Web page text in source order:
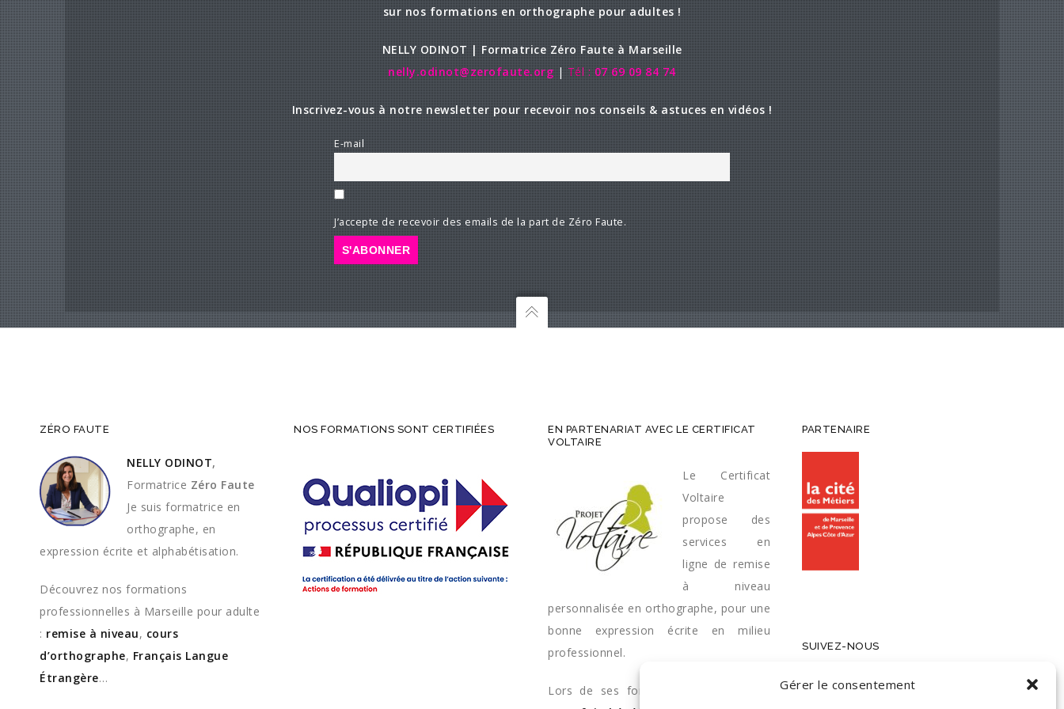
Gérer le consentement
sur nos formations en orthographe pour adultes !
NELLY ODINOT | Formatrice Zéro Faute à Marseille
nelly.odinot@zerofaute.org|Tél : 07 69 09 84 74
Inscrivez-vous à notre newsletter pour recevoir nos conseils & astuces en vidéos !
E-mail
J’accepte de recevoir des emails de la part de Zéro Faute.
ZÉRO FAUTE
NELLY ODINOT,
Formatrice Zéro Faute
Je suis formatrice en
orthographe, en
expression écrite et alphabétisation.
Découvrez nos formations
professionnelles à Marseille pour adulte
: remise à niveau, cours
d’orthographe, Français Langue
Étrangère…
NOS FORMATIONS SONT CERTIFIÉES
EN PARTENARIAT AVEC LE CERTIFICAT
VOLTAIRE
Le Certificat
Voltaire
propose des
services en
ligne de remise
à niveau
personnalisée en orthographe, pour une
bonne expression écrite en milieu
professionnel.
Lors de ses formations ZÉRO FAUTE
PARTENAIRE
SUIVEZ-NOUS